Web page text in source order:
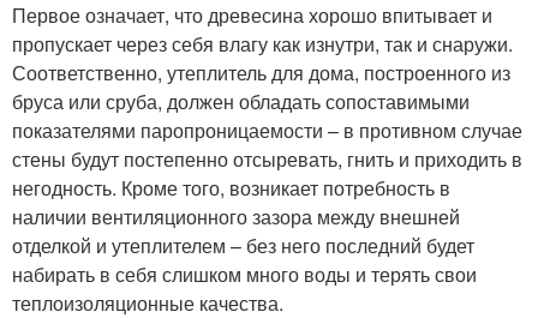
Первое означает, что древесина хорошо впитывает и
пропускает через себя влагу как изнутри, так и снаружи.
Соответственно, утеплитель для дома, построенного из
бруса или сруба, должен обладать сопоставимыми
показателями паропроницаемости – в противном случае
стены будут постепенно отсыревать, гнить и приходить в
негодность. Кроме того, возникает потребность в
наличии вентиляционного зазора между внешней
отделкой и утеплителем – без него последний будет
набирать в себя слишком много воды и терять свои
теплоизоляционные качества.